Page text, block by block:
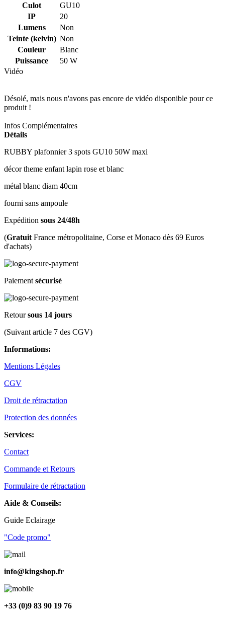
Culot
GU10
IP
20
Lumens
Non
Teinte (kelvin) Non
Couleur
Blanc
Puissance
50 W
Vidéo
Désolé, mais nous n'avons pas encore de vidéo disponible pour ce
produit !
Infos Complémentaires
Détails
RUBBY plafonnier 3 spots GU10 50W maxi
décor theme enfant lapin rose et blanc
métal blanc diam 40cm
fourni sans ampoule
Expédition sous 24/48h
(Gratuit France métropolitaine, Corse et Monaco dès 69 Euros
d'achats)
Paiement sécurisé
Retoursous 14 jours
(Suivant article 7 des CGV)
Informations:
Mentions Légales
CGV
Droit de rétractation
Protection des données
Services:
Contact
Commande et Retours
Formulaire de rétractation
Aide & Conseils:
Guide Eclairage
"Code promo"
info@kingshop.fr
+33 (0)9 83 90 19 76